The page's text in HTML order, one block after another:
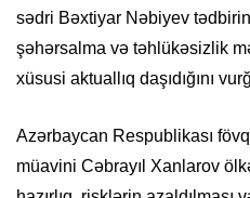
sədri Bəxtiyar Nəbiyev
şəhərsalma və təhlükəsizlik
xüsusi aktuallıq daşıdığını
Azərbaycan Respublikası
müavini Cəbrayıl Xanlarov